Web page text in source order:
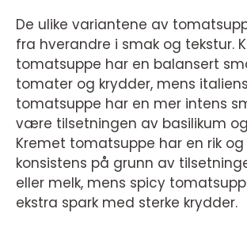
De ulike variantene av
fra hverandre i smak og tekstur.
tomatsuppe har en balansert
tomater og krydder, mens
tomatsuppe har en mer intens
være tilsetningen av basilikum
Kremet tomatsuppe har en rik og
konsistens på grunn av
eller melk, mens spicy
ekstra spark med sterke krydder.